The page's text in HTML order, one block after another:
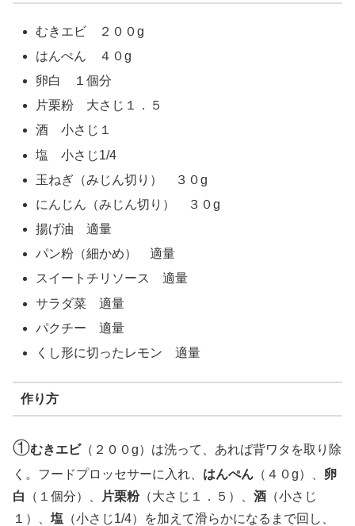
むきエビ ２００g
はんぺん ４０g
卵白 １個分
片栗粉 大さじ１．５
酒 小さじ１
塩 小さじ1/4
玉ねぎ（みじん切り） ３０g
にんじん（みじん切り） ３０g
揚げ油 適量
パン粉（細かめ） 適量
スイートチリソース 適量
サラダ菜 適量
パクチー 適量
くし形に切ったレモン 適量
作り方
①むきエビ（２００g）は洗って、あれば背ワタを取り除
く。フードプロッセサーに入れ、 はんぺん （４０g）、 卵
白
（１個分）、 片栗粉（大さじ１．５）、 酒 （小さじ
１）、 塩 （小さじ1/4）を加えて滑らかになるまで回し、